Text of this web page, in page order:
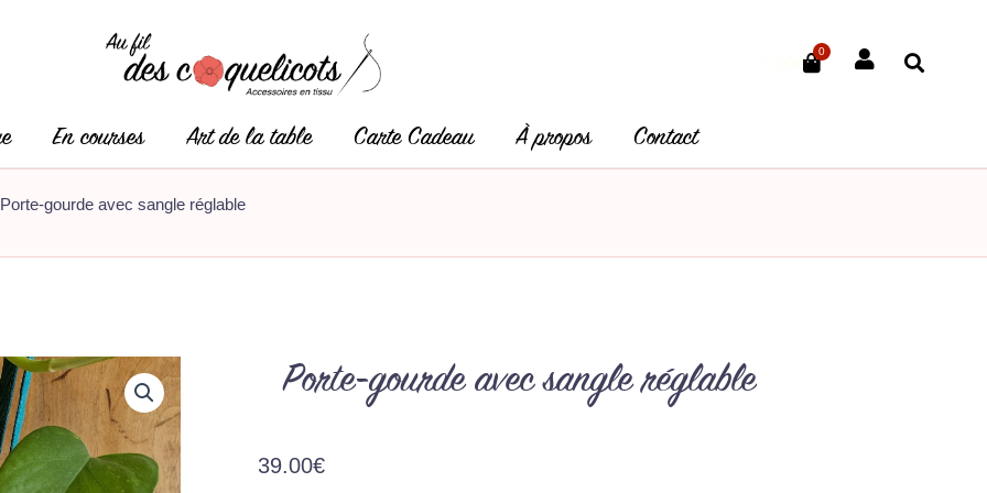
€
0
Panier
En courses Art de la table Carte Cadeau À propos Contact
gourde avec sangle réglable
Porte-gourde avec sangle réglable
39.00€